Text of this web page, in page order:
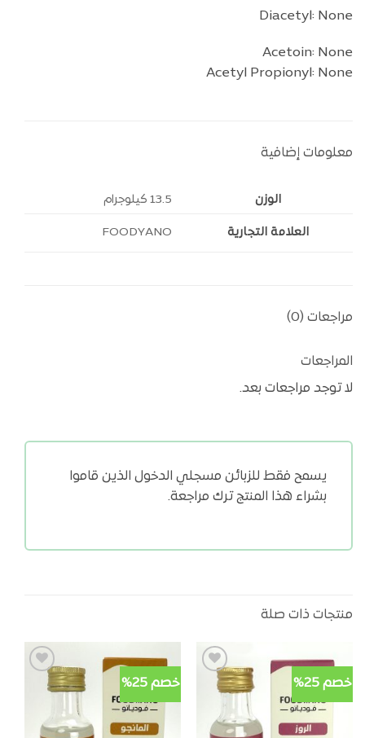
Diacetyl: None
Acetoin: None
Acetyl Propionyl: None
معلومات إضافية
الوزن 13.5 كيلوجرام
العلامة التجارية FOODYANO
مراجعات (0)
المراجعات
لا توجد مراجعات بعد.
يسمح فقط للزبائن مسجلي الدخول الذين قاموا
بشراء هذا المنتج ترك مراجعة.
منتجات ذات صلة
خصم 25%
لمفضلتي
خصم 25%
لمفضلتي